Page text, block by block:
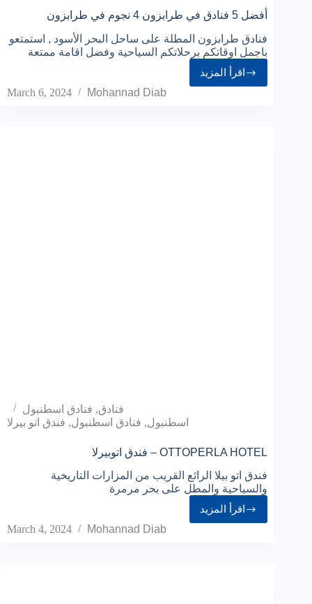
أفضل 5 فنادق في طرابزون 4 نجوم في طرابزون
فنادق طرابزون المطلة على ساحل البحر الأسود , استمتعو
باجمل اوقاتكم برحلاتكم السياحية وفضل اقامة ممتعة
اقرأ المزيد
Mohannad Diab
March 6, 2024
فنادق, فنادق اسطنبول
اسطنبول, فنادق اسطنبول, فندق اتو بيرلا
فندق اتوبيرلا – OTTOPERLA HOTEL
فندق اتو بيلا الرائع القريب من المزارات التاريخية
والسياحية والمطل على بحر مرمرة
اقرأ المزيد
Mohannad Diab
March 4, 2024